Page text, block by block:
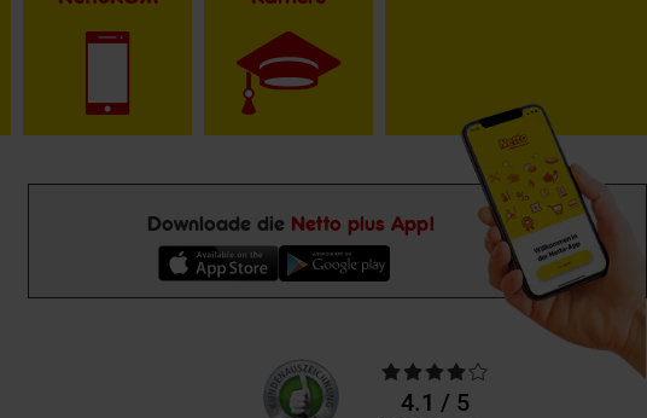
Downloade die Netto plus App!
Unsere
Kundenbewertungen
Durchschnittliche
Bewertungen4.1 / 5